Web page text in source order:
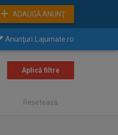
ADAUGĂ ANUNŢ
Anunţuri Lajumate.ro
Resetează